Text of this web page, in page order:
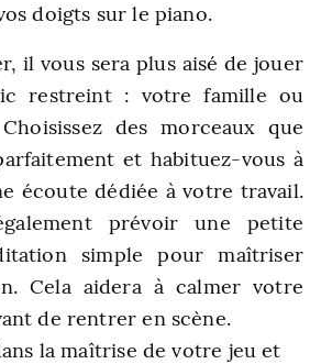
doigts sur le piano.
il vous sera plus aisé de jouer
restreint : votre famille ou
des morceaux que
et habituez-vous à
écoute dédiée à votre travail.
prévoir une petite
simple pour maîtriser
Cela aidera à calmer votre
de rentrer en scène.
la maîtrise de votre jeu et